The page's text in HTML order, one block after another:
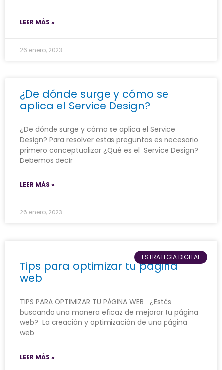
LEER MÁS »
26 enero, 2023
¿De dónde surge y cómo se
aplica el Service Design?
¿De dónde surge y cómo se aplica el Service
Design? Para resolver estas preguntas es necesario
primero conceptualizar ¿Qué es el Service Design?
Debemos decir
LEER MÁS »
26 enero, 2023
ESTRATEGIA DIGITAL
Tips para optimizar tu pagina
web
TIPS PARA OPTIMIZAR TU PÁGINA WEB ¿Estás
buscando una manera eficaz de mejorar tu página
web? La creación y optimización de una página
web
LEER MÁS »